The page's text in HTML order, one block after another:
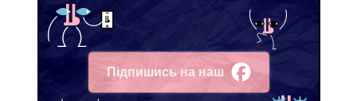
Підпишись на наш
Facebook